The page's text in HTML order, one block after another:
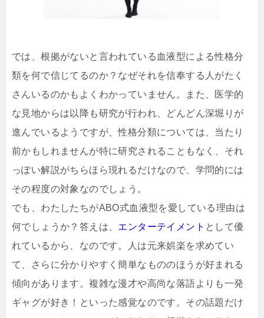
では、根拠がないと言われている血液型による性格分
類を何で信じてるのか？なぜそれを信奉する人がたく
さんいるのかもよくわかっていません。また、医学的
な見地からは以降も研究が行われ、どんどん深堀りが
進んでいるようですが、性格分類については、当たり
前かもしれませんが特に研究されることもなく、それ
っぽい解説がちらほら現れるだけなので、学問的には
その程度の対象なのでしょう。
でも、わたしたちがABO式血液型を愛している理由は
何でしょうか？答えは、 エンターテイメント として優
れているから、なのです。人は元来娯楽を求めてい
て、さらに分かりやすく簡単なもののほうが好まれる
傾向があります。複雑な漫才や高尚な落語よりも一発
ギャグが好き！といった感覚なのです。その話題だけ